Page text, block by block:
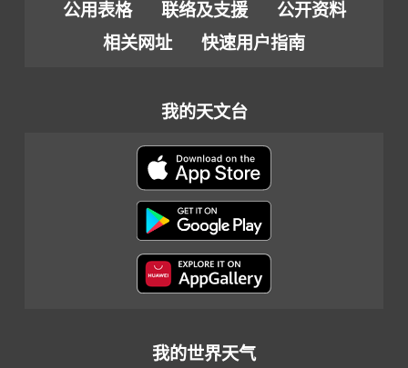
公用表格 联络及支援
公开资料
相关网址
快速用户指南
我的天文台
我的世界天气